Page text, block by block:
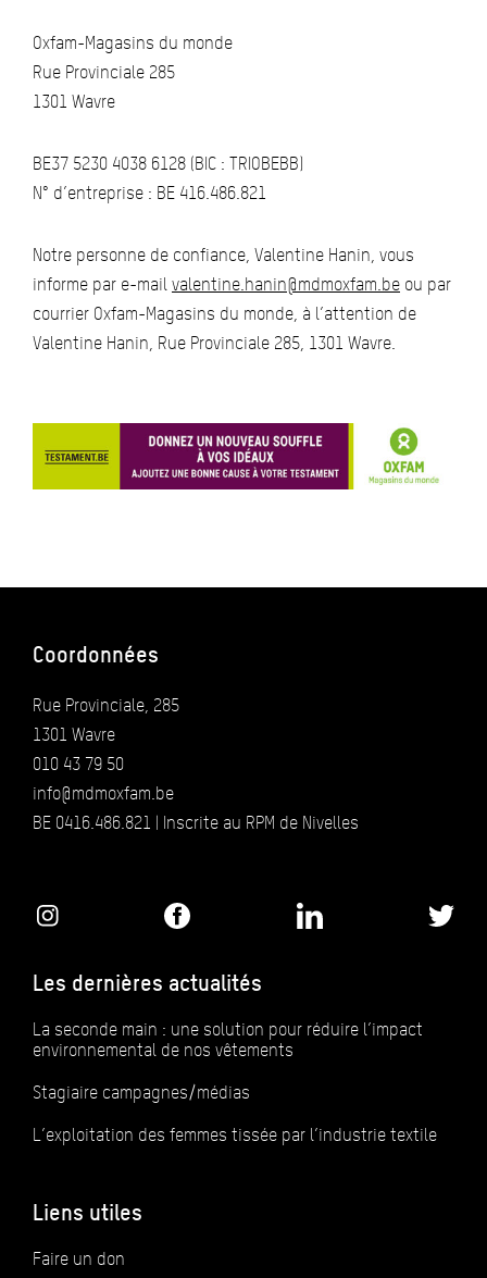
Oxfam-Magasins du monde
Rue Provinciale 285
1301 Wavre
BE37 5230 4038 6128 (BIC : TRIOBEBB)
N° d’entreprise : BE 416.486.821
Notre personne de confiance, Valentine Hanin, vous
informe par e-mail valentine.hanin@mdmoxfam.be ou par
courrier Oxfam-Magasins du monde, à l’attention de
Valentine Hanin, Rue Provinciale 285, 1301 Wavre.
Coordonnées
Rue Provinciale, 285
1301 Wavre
010 43 79 50
info@mdmoxfam.be
BE 0416.486.821 | Inscrite au RPM de Nivelles
Les dernières actualités
La seconde main : une solution pour réduire l’impact
environnemental de nos vêtements
Stagiaire campagnes/médias
L’exploitation des femmes tissée par l’industrie textile
Liens utiles
Faire un don